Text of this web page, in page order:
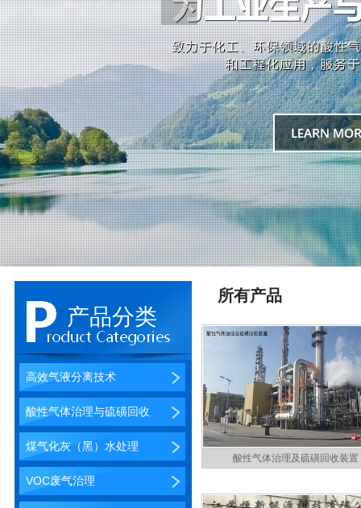
产品分类
高效气液分离技术
酸性气体治理与硫磺回收
煤气化灰（黑）水处理
VOC废气治理
所有产品
酸性气体治理及硫磺回收装置